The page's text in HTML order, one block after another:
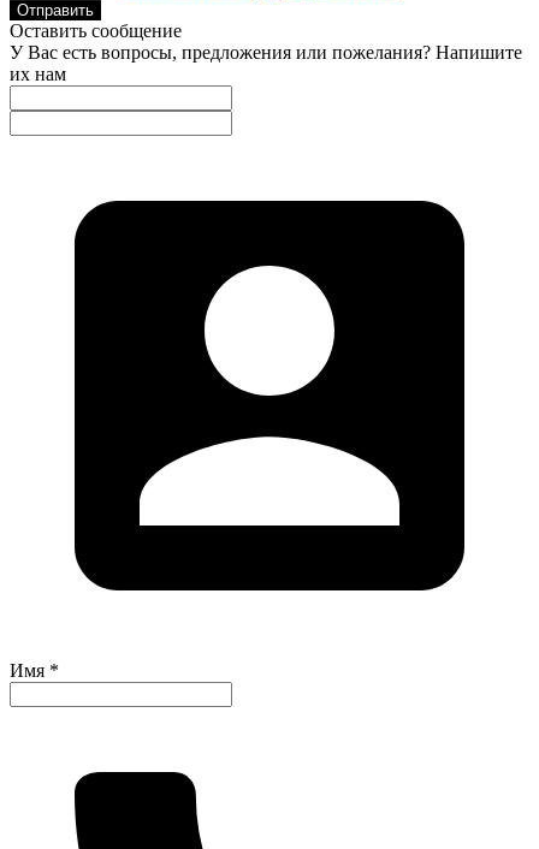
Отправить
Оставить сообщение
У Вас есть вопросы, предложения или пожелания? Напишите
их нам
Имя *